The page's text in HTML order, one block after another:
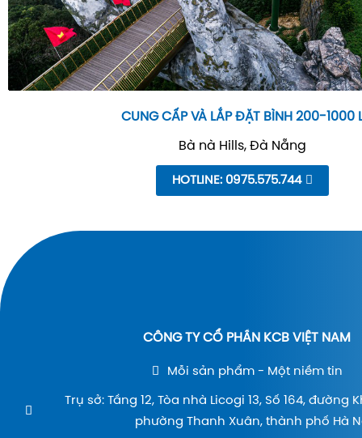
CUNG CẤP VÀ LẮP ĐẶT BÌNH 200-1000
Bà nà Hills, Đà Nẵng
HOTLINE: 0975.575.744
CÔNG TY CỔ PHẦN KCB VIỆT NAM
Mỗi sản phẩm - Một niềm tin
Trụ sở: Tầng 12, Tòa nhà Licogi 13, Số 164, đường
phường Thanh Xuân, thành phố Hà